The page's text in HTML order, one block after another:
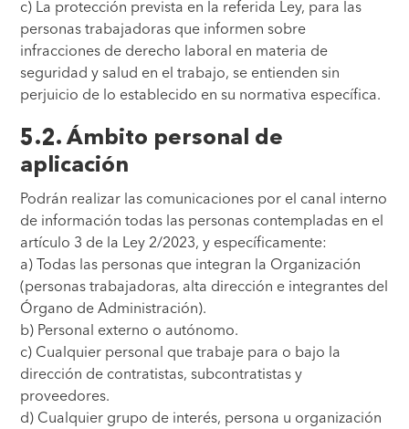
c) La protección prevista en la referida Ley, para las
personas trabajadoras que informen sobre
infracciones de derecho laboral en materia de
seguridad y salud en el trabajo, se entienden sin
perjuicio de lo establecido en su normativa específica.
5.2. Ámbito personal de
aplicación
Podrán realizar las comunicaciones por el canal interno
de información todas las personas contempladas en el
artículo 3 de la Ley 2/2023, y específicamente:
a) Todas las personas que integran la Organización
(personas trabajadoras, alta dirección e integrantes del
Órgano de Administración).
b) Personal externo o autónomo.
c) Cualquier personal que trabaje para o bajo la
dirección de contratistas, subcontratistas y
proveedores.
d) Cualquier grupo de interés, persona u organización